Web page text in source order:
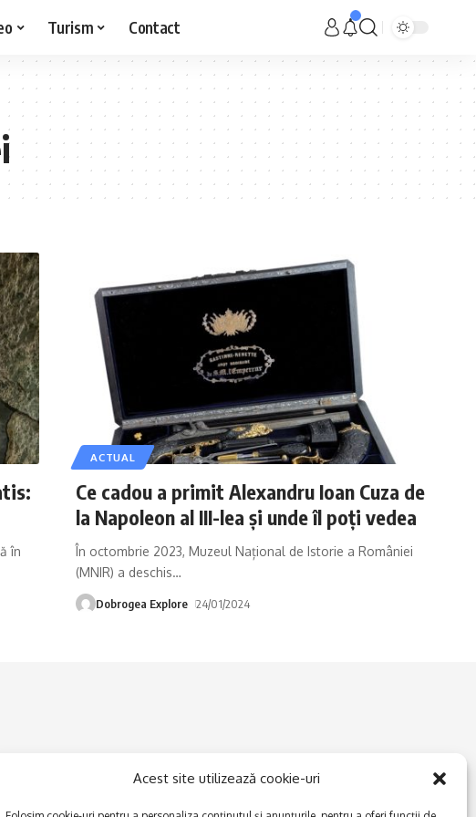
Acest site utilizează cookie-uri
Turism Contact
în
ACTUAL
Ce cadou a primit Alexandru Ioan Cuza de
la Napoleon al III-lea și unde îl poți vedea
În octombrie 2023, Muzeul Național de Istorie a României
(MNIR) a deschis…
Dobrogea Explore 24/01/2024